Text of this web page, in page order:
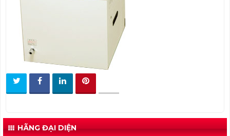
HÃNG ĐẠI DIỆN